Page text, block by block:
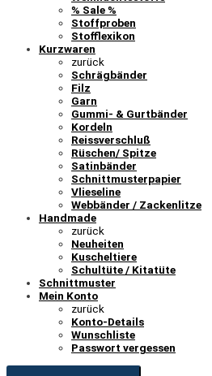
% Sale %
Stoffproben
Stofflexikon
Kurzwaren
zurück
Schrägbänder
Filz
Garn
Gummi- & Gurtbänder
Kordeln
Reissverschluß
Rüschen/ Spitze
Satinbänder
Schnittmusterpapier
Vlieseline
Webbänder / Zackenlitze
Handmade
zurück
Neuheiten
Kuscheltiere
Schultüte / Kitatüte
Schnittmuster
Mein Konto
zurück
Konto-Details
Wunschliste
Passwort vergessen